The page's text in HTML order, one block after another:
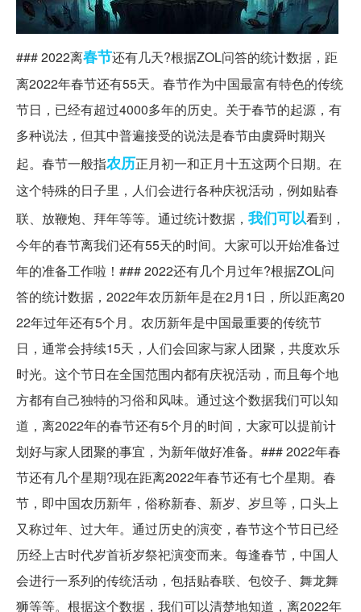
### 2022离春节还有几天?根据ZOL问答的统计数据，距
离2022年春节还有55天。春节作为中国最富有特色的传统
节日，已经有超过4000多年的历史。关于春节的起源，有
多种说法，但其中普遍接受的说法是春节由虞舜时期兴
起。春节一般指农历正月初一和正月十五这两个日期。在
这个特殊的日子里，人们会进行各种庆祝活动，例如贴春
联、放鞭炮、拜年等等。通过统计数据， 我们可以看到，
今年的春节离我们还有55天的时间。大家可以开始准备过
年的准备工作啦！### 2022还有几个月过年?根据ZOL问
答的统计数据，2022年农历新年是在2月1日，所以距离20
22年过年还有5个月。农历新年是中国最重要的传统节
日，通常会持续15天，人们会回家与家人团聚，共度欢乐
时光。这个节日在全国范围内都有庆祝活动，而且每个地
方都有自己独特的习俗和风味。通过这个数据我们可以知
道，离2022年的春节还有5个月的时间，大家可以提前计
划好与家人团聚的事宜，为新年做好准备。### 2022年春
节还有几个星期?现在距离2022年春节还有七个星期。春
节，即中国农历新年，俗称新春、新岁、岁旦等，口头上
又称过年、过大年。通过历史的演变，春节这个节日已经
历经上古时代岁首祈岁祭祀演变而来。每逢春节，中国人
会进行一系列的传统活动，包括贴春联、包饺子、舞龙舞
狮等等。根据这个数据，我们可以清楚地知道，离2022年